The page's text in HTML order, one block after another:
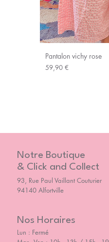
Pantalon vichy rose
Prix
59,90 €
Notre Boutique
& Click and Collect
93, Rue Paul Vaillant Couturier
94140 Alfortville
Nos Horaires
Lun : Fermé